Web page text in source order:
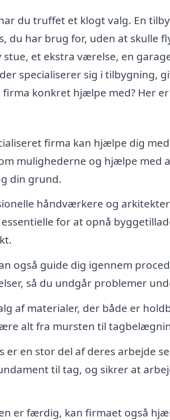
du truffet et klogt valg. En
du har brug for, uden at skulle
et ekstra værelse, en
specialiserer sig i tilbygning,
konkret hjælpe med? Her
firma kan hjælpe dig
mulighederne og hjælpe med
din grund.
håndværkere og
for at opnå
også guide dig igennem
så du undgår problemer
af materialer, der både er
alt fra mursten til
er en stor del af deres arbejde
til tag, og sikrer at
er færdig, kan firmaet også